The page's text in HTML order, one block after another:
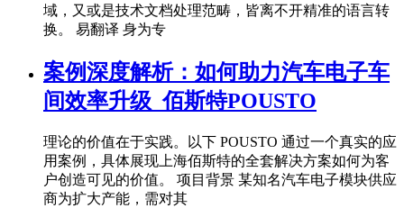
域，又或是技术文档处理范畴，皆离不开精准的语言转
换。 易翻译 身为专
案例深度解析：如何助力汽车电子车
间效率升级_佰斯特POUSTO
理论的价值在于实践。以下 POUSTO 通过一个真实的应
用案例，具体展现上海佰斯特的全套解决方案如何为客
户创造可见的价值。 项目背景 某知名汽车电子模块供应
商为扩大产能，需对其